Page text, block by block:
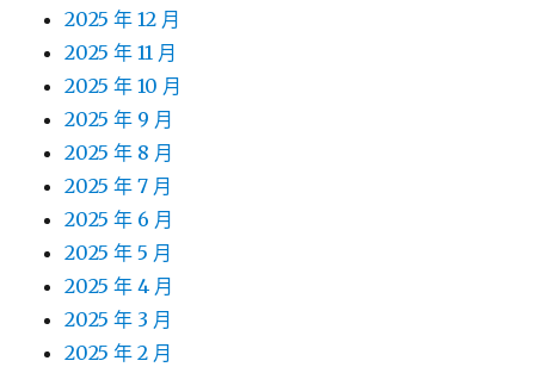
2025 年 12 月
2025 年 11 月
2025 年 10 月
2025 年 9 月
2025 年 8 月
2025 年 7 月
2025 年 6 月
2025 年 5 月
2025 年 4 月
2025 年 3 月
2025 年 2 月